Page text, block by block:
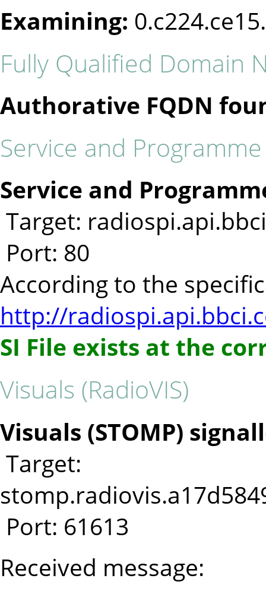
Examining:
Fully Qualified Domain
Authorative FQDN
Service and
Service and
Target:
Port: 80
According to the
http://
SI File exists at the
Visuals (RadioVIS)
Visuals (STOMP)
Target:
Port: 61613
Received message: